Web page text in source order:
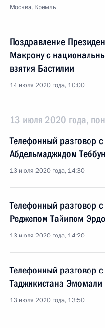
Москва, Кремль
Поздравление
Макрону с
взятия Бастилии
14 июля 2020 года, 10:00
13 июля 2020 года,
Телефонный разговор
Абдельмаджидом
13 июля 2020 года, 14:30
Телефонный разговор
Реджепом Тайипом
13 июля 2020 года, 14:20
Телефонный разговор
Таджикистана
13 июля 2020 года, 13:50